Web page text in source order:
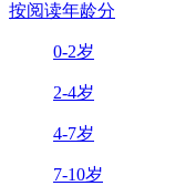
按阅读年龄分
0-2岁
2-4岁
4-7岁
7-10岁